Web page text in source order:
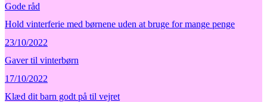
Gode råd
Hold vinterferie med børnene uden at bruge for mange penge
23/10/2022
Gaver til vinterbørn
17/10/2022
Klæd dit barn godt på til vejret